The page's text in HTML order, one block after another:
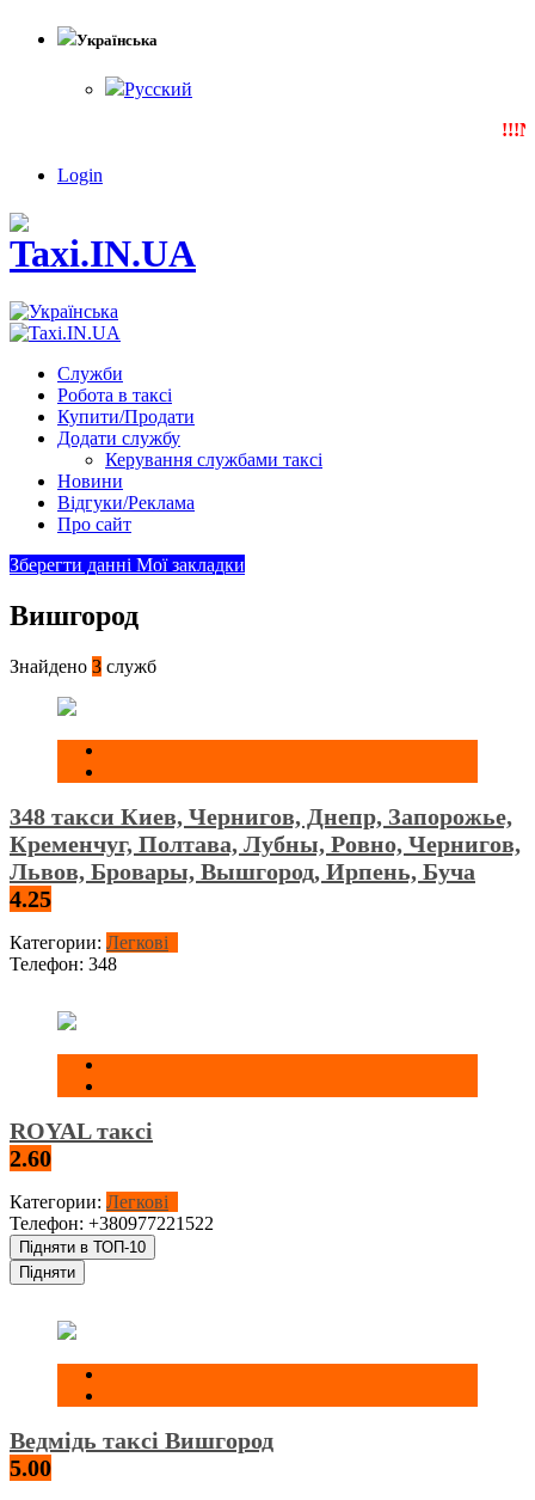
Українська
Русский
Login
Служби
Робота в таксі
Купити/Продати
Додати службу
Керування службами таксі
Новини
Відгуки/Реклама
Про сайт
Зберегти данні Мої закладки
Вишгород
Знайдено 3 служб
348 такси Киев, Чернигов, Днепр, Запорожье,
Кременчуг, Полтава, Лубны, Ровно, Чернигов,
Львов, Бровары, Вышгород, Ирпень, Буча
4.25
Категории: Легкові
Телефон: 348
ROYAL таксі
2.60
Категории: Легкові
Телефон: +380977221522
Підняти в ТОП-10
Підняти
Ведмідь таксі Вишгород
5.00